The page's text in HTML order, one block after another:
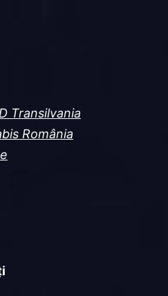
Transilvania
România